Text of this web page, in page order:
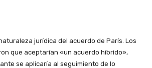
jurídica del acuerdo de París. Los
que aceptarían «un acuerdo híbrido»,
se aplicaría al seguimiento de lo